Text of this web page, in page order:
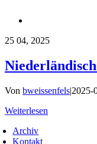
25 04, 2025
Von bweissenfels|2025-
Weiterlesen
Archiv
Kontakt